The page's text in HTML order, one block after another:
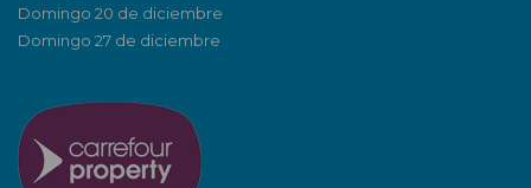
Domingo 20 de diciembre
Domingo 27 de diciembre